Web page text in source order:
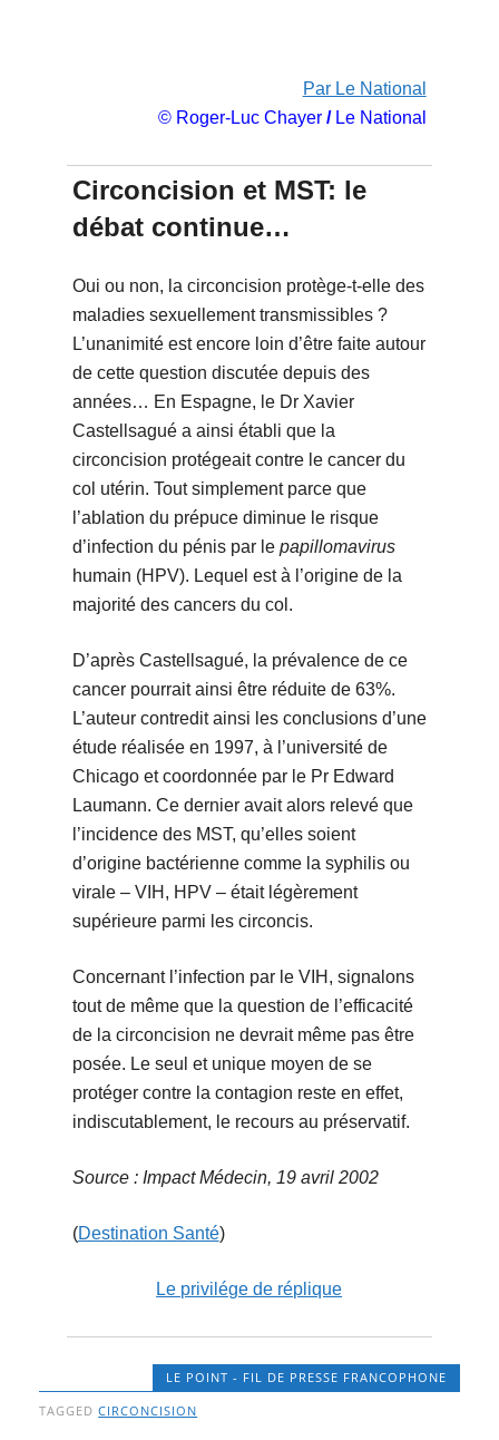
Par Le National
© Roger-Luc Chayer/Le National
Circoncision et MST: le
débat continue…
Oui ou non, la circoncision protège-t-elle des
maladies sexuellement transmissibles ?
L’unanimité est encore loin d’être faite autour
de cette question discutée depuis des
années… En Espagne, le Dr Xavier
Castellsagué a ainsi établi que la
circoncision protégeait contre le cancer du
col utérin. Tout simplement parce que
l’ablation du prépuce diminue le risque
d’infection du pénis par le papillomavirus
humain (HPV). Lequel est à l’origine de la
majorité des cancers du col.
D’après Castellsagué, la prévalence de ce
cancer pourrait ainsi être réduite de 63%.
L’auteur contredit ainsi les conclusions d’une
étude réalisée en 1997, à l’université de
Chicago et coordonnée par le Pr Edward
Laumann. Ce dernier avait alors relevé que
l’incidence des MST, qu’elles soient
d’origine bactérienne comme la syphilis ou
virale – VIH, HPV – était légèrement
supérieure parmi les circoncis.
Concernant l’infection par le VIH, signalons
tout de même que la question de l’efficacité
de la circoncision ne devrait même pas être
posée. Le seul et unique moyen de se
protéger contre la contagion reste en effet,
indiscutablement, le recours au préservatif.
Source : Impact Médecin, 19 avril 2002
(Destination Santé)
Le privilége de réplique
LE POINT - FIL DE PRESSE FRANCOPHONE
TAGGEDCIRCONCISION